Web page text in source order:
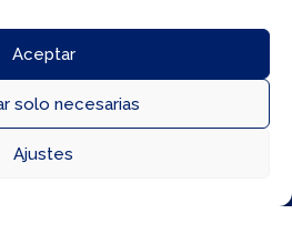
Aceptar
solo necesarias
Ajustes